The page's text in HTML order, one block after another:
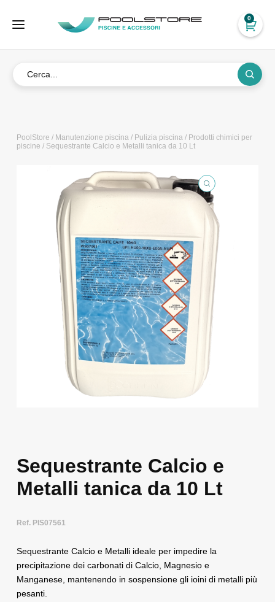
0
PoolStore / Manutenzione piscina/ Pulizia piscina/ Prodotti chimici per
piscine / Sequestrante Calcio e Metalli tanica da 10 Lt
Sequestrante Calcio e
Metalli tanica da 10 Lt
Ref. PIS07561
Sequestrante Calcio e Metalli ideale per impedire la
precipitazione dei carbonati di Calcio, Magnesio e
Manganese, mantenendo in sospensione gli ioini di metalli più
pesanti.